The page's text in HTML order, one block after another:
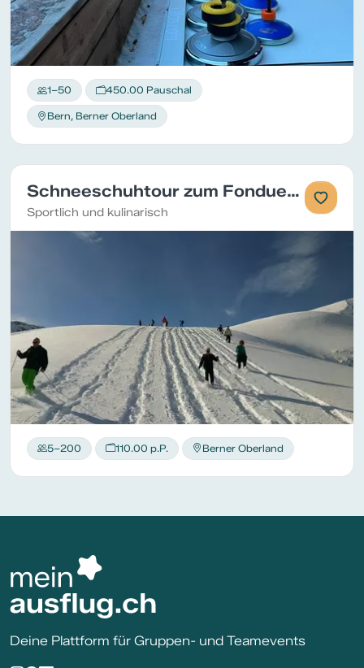
1–50 450.00 Pauschal
Bern, Berner Oberland
Schneeschuhtour zum Fondue-Iglu
Sportlich und kulinarisch
5–200 110.00 p.P. Berner Oberland
Deine Plattform für Gruppen- und Teamevents